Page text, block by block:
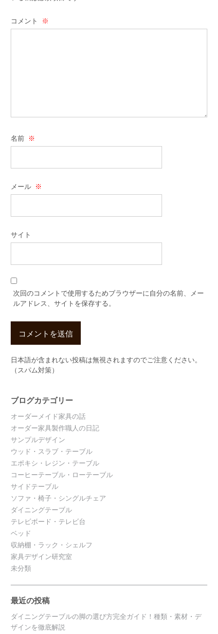
コメント ※
名前 ※
メール ※
サイト
次回のコメントで使用するためブラウザーに自分の名前、メー
ルアドレス、サイトを保存する。
日本語が含まれない投稿は無視されますのでご注意ください。
（スパム対策）
ブログカテゴリー
オーダーメイド家具の話
オーダー家具製作職人の日記
サンプルデザイン
ウッド・スラブ・テーブル
エポキシ・レジン・テーブル
コーヒーテーブル・ローテーブル
サイドテーブル
ソファ・椅子・シングルチェア
ダイニングテーブル
テレビボード・テレビ台
ベッド
収納棚・ラック・シェルフ
家具デザイン研究室
未分類
最近の投稿
ダイニングテーブルの脚の選び方完全ガイド！種類・素材・デ
ザインを徹底解説